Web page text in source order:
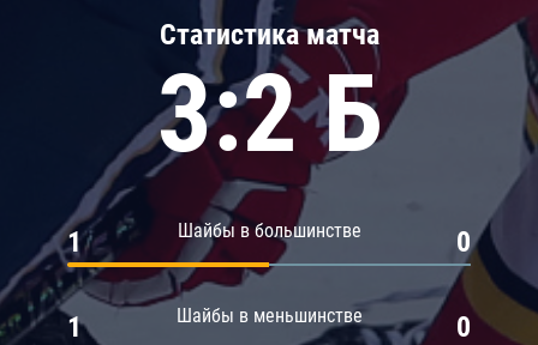
Статистика матча
3:2 Б
Шайбы в большинстве
1 0
Шайбы в меньшинстве
1 0